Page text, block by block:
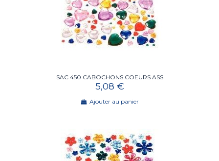
SAC 450 CABOCHONS COEURS ASS
5,08 €
Ajouter au panier